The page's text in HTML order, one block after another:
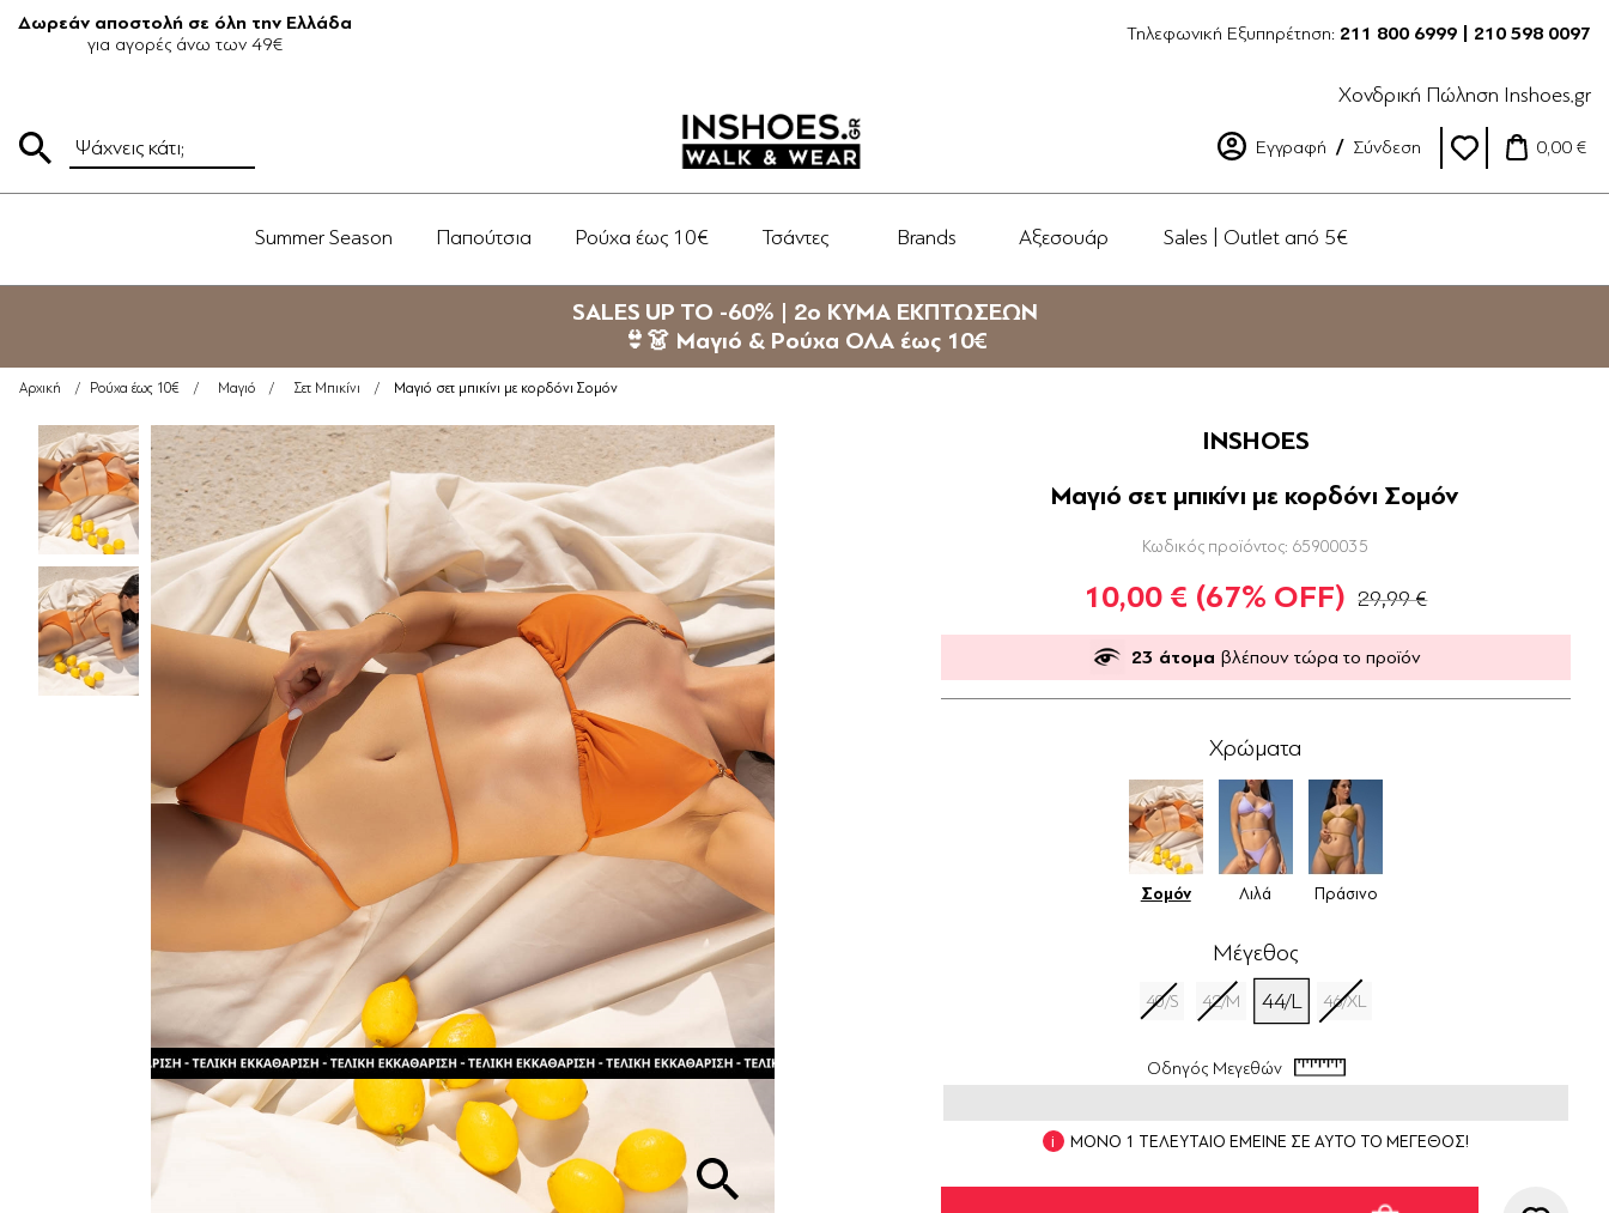
Δωρεάν αποστολή σε όλη την Ελλάδα
για αγορές άνω των 49€
Τηλεφωνική Εξυπηρέτηση: 211 800 6999 | 210 598 0097
Χονδρική Πώληση Inshoes.gr
Εγγραφή Σύνδεση 0,00 €
Summer Season Παπούτσια Ρούχα έως 10€ Τσάντες Brands Αξεσουάρ Sales | Outlet από 5€
SALES UP TO -60% | 2ο ΚΥΜΑ ΕΚΠΤΩΣΕΩΝ
👙👗 Μαγιό & Ρούχα ΟΛΑ έως 10€
Αρχική / Ρούχα έως 10€ / Μαγιό / Σετ Μπικίνι / Μαγιό σετ μπικίνι με κορδόνι Σομόν
INSHOES
Μαγιό σετ μπικίνι με κορδόνι Σομόν
Κωδικός προϊόντος: 65900035
10,00 € (67% OFF) 29,99 €
23 άτομα βλέπουν τώρα το προϊόν
Χρώματα
Σομόν Λιλά Πράσινο
Μέγεθος
40/S 42/M 44/L 46/XL
Οδηγός Μεγεθών
ΜΟΝΟ 1 ΤΕΛΕΥΤΑΙΟ ΕΜΕΙΝΕ ΣΕ ΑΥΤΟ ΤΟ ΜΕΓΕΘΟΣ!